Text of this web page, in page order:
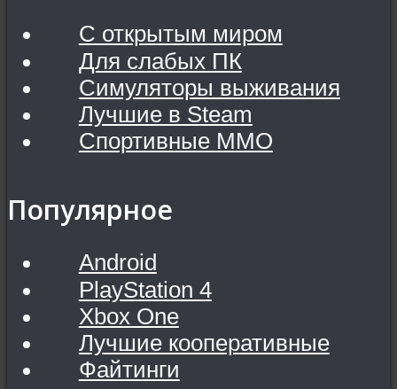
С открытым миром
Для слабых ПК
Симуляторы выживания
Лучшие в Steam
Спортивные MMO
Популярное
Android
PlayStation 4
Xbox One
Лучшие кооперативные
Файтинги